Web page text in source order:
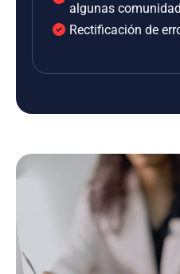
algunas
Rectificación de